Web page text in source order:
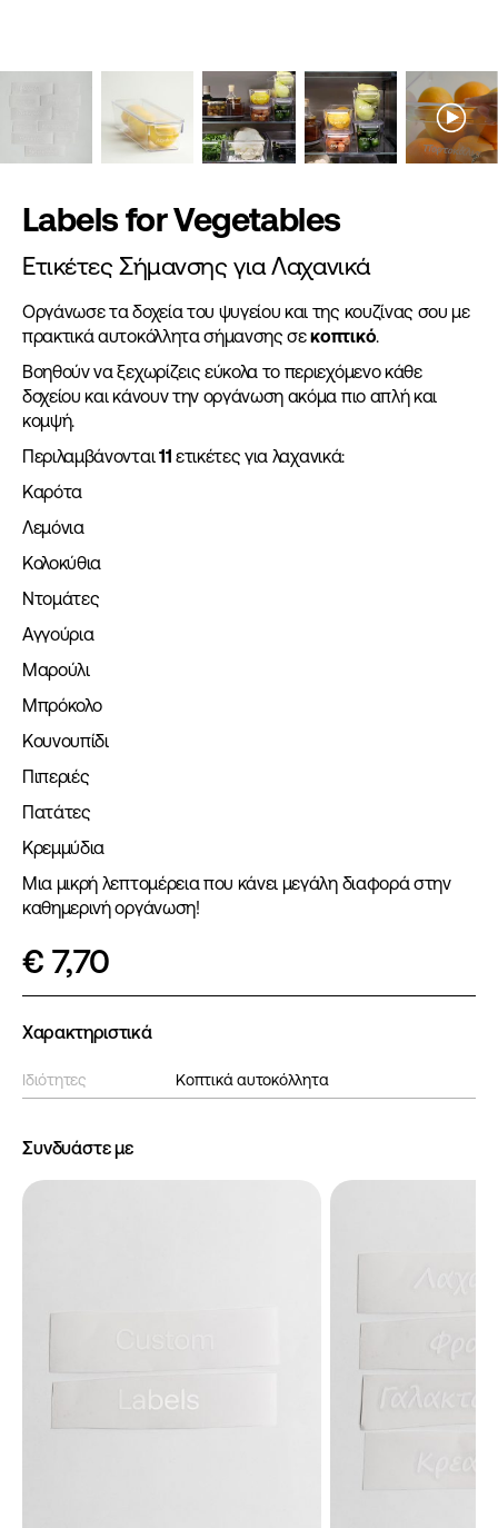
Labels for Vegetables
Ετικέτες Σήμανσης για Λαχανικά
Οργάνωσε τα δοχεία του ψυγείου και της κουζίνας σου με
πρακτικά αυτοκόλλητα σήμανσης σεκοπτικό.
Βοηθούν να ξεχωρίζεις εύκολα το περιεχόμενο κάθε
δοχείου και κάνουν την οργάνωση ακόμα πιο απλή και
κομψή.
Περιλαμβάνονται11 ετικέτες για λαχανικά:
Καρότα
Λεμόνια
Κολοκύθια
Ντομάτες
Αγγούρια
Μαρούλι
Μπρόκολο
Κουνουπίδι
Πιπεριές
Πατάτες
Κρεμμύδια
Μια μικρή λεπτομέρεια που κάνει μεγάλη διαφορά στην
καθημερινή οργάνωση!
€ 7,70
Χαρακτηριστικά
Ιδιότητες Κοπτικά αυτοκόλλητα
Συνδυάστε με